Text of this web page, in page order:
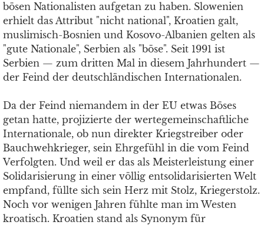
bösen Nationalisten aufgetan zu haben. Slowenien
erhielt das Attribut "nicht national", Kroatien galt,
muslimisch-Bosnien und Kosovo-Albanien gelten als
"gute Nationale", Serbien als "böse". Seit 1991 ist
Serbien — zum dritten Mal in diesem Jahrhundert —
der Feind der deutschländischen Internationalen.
Da der Feind niemandem in der EU etwas Böses
getan hatte, projizierte der wertegemeinschaftliche
Internationale, ob nun direkter Kriegstreiber oder
Bauchwehkrieger, sein Ehrgefühl in die vom Feind
Verfolgten. Und weil er das als Meisterleistung einer
Solidarisierung in einer völlig entsolidarisierten Welt
empfand, füllte sich sein Herz mit Stolz, Kriegerstolz.
Noch vor wenigen Jahren fühlte man im Westen
kroatisch. Kroatien stand als Synonym für